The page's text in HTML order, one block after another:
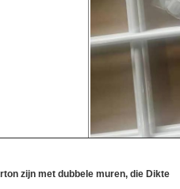
zijn met dubbele muren, die Dikte